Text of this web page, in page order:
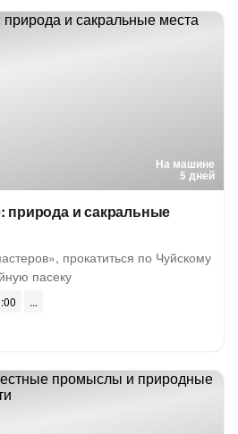
На машине
5 дней
природа и сакральные
прокатиться по Чуйскому
пасеку